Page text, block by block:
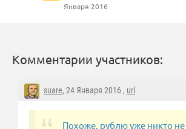
Января 2016
Комментарии участников:
suare, 24 Января 2016 , url
Похоже, рублю уже никто не